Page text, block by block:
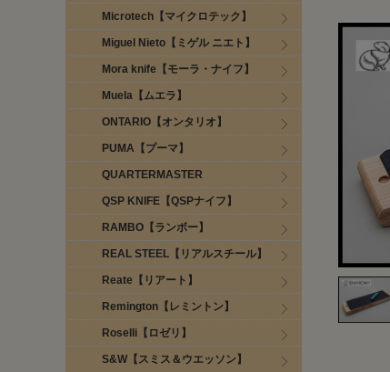
Microtech【マイクロテック】
Miguel Nieto【ミゲル ニエト】
Mora knife【モーラ・ナイフ】
Muela【ムエラ】
ONTARIO【オンタリオ】
PUMA【プーマ】
QUARTERMASTER
QSP KNIFE【QSPナイフ】
RAMBO【ランボー】
REAL STEEL【リアルスチール】
Reate【リアート】
Remington【レミントン】
Roselli【ロゼリ】
S&W【スミス＆ウエッソン】